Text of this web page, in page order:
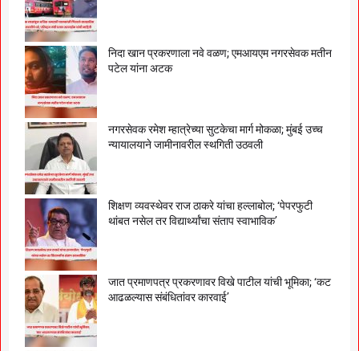
निदा खान प्रकरणाला नवे वळण; एमआयएम नगरसेवक मतीन
पटेल यांना अटक
नगरसेवक रमेश म्हात्रेच्या सुटकेचा मार्ग मोकळा; मुंबई उच्च
न्यायालयाने जामीनावरील स्थगिती उठवली
शिक्षण व्यवस्थेवर राज ठाकरे यांचा हल्लाबोल; ‘पेपरफुटी
थांबत नसेल तर विद्यार्थ्यांचा संताप स्वाभाविक’
जात प्रमाणपत्र प्रकरणावर विखे पाटील यांची भूमिका; ‘कट
आढळल्यास संबंधितांवर कारवाई’